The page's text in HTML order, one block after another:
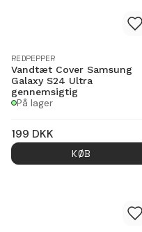
REDPEPPER
Vandtæt Cover Samsung
Galaxy S24 Ultra
gennemsigtig
På lager
199 DKK
KØB